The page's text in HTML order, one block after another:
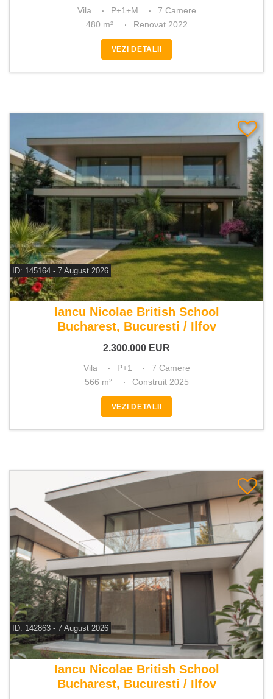
Vila P+1+M
7 Camere
480 m²
Renovat 2022
VEZI DETALII
ID: 145164 - 7 August 2026
De vanzare vila 7 camere
Iancu Nicolae British School
Bucharest, Bucuresti / Ilfov
2.300.000 EUR
Vila P+1
7 Camere
566 m²
Construit 2025
VEZI DETALII
ID: 142863 - 7 August 2026
De inchiriat vila 7 camere
Iancu Nicolae British School
Bucharest, Bucuresti / Ilfov